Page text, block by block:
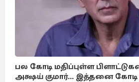
பல கோடி மதிப்புள்ள
அக்ஷய் குமார்... இத்தனை கோடி